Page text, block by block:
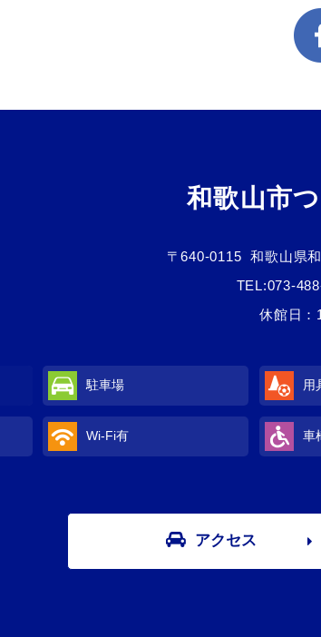
和歌山市
〒640-0115
和歌山県
TEL:073-
休館日：
駐車場 用
Wi-Fi有 車
アクセス